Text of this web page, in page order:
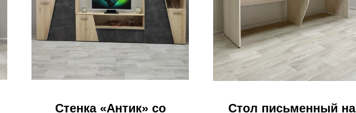
Стенка «Антик» со Стол письменный на